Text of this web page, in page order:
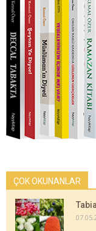
ÇOK OKUNANLAR